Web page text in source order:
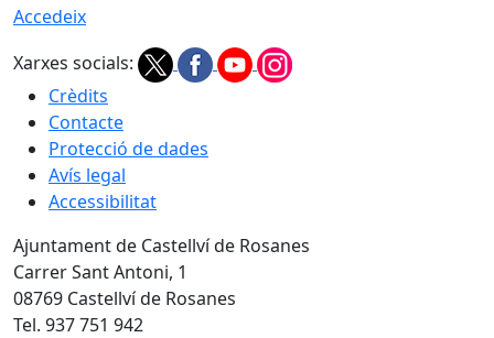
Accedeix
Xarxes socials:
Crèdits
Contacte
Protecció de dades
Avís legal
Accessibilitat
Ajuntament de Castellví de Rosanes
Carrer Sant Antoni, 1
08769 Castellví de Rosanes
Tel. 937 751 942